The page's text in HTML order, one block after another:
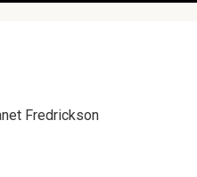
Fredrickson